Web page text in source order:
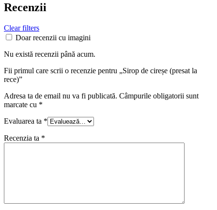
Recenzii
Clear filters
Doar recenzii cu imagini
Nu există recenzii până acum.
Fii primul care scrii o recenzie pentru „Sirop de cireșe (presat la
rece)”
Adresa ta de email nu va fi publicată. Câmpurile obligatorii sunt
marcate cu *
Evaluarea ta *
Recenzia ta *